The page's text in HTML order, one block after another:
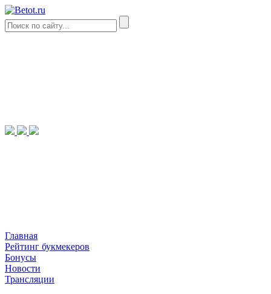
Главная
Рейтинг букмекеров
Бонусы
Новости
Трансляции